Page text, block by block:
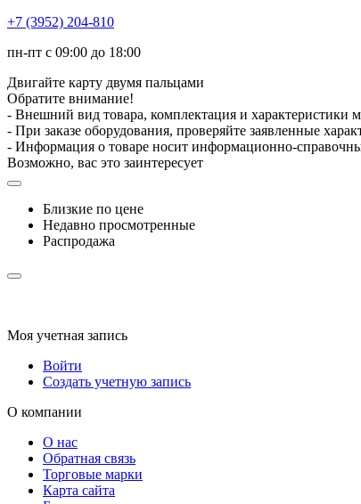
+7 (3952) 204-810
пн-пт с 09:00 до 18:00
Двигайте карту двумя пальцами
Обратите внимание!
- Внешний вид товара, комплектация и характеристики
- При заказе оборудования, проверяйте заявленные
- Информация о товаре носит информационно-
Возможно, вас это заинтересует
Близкие по цене
Недавно просмотренные
Распродажа
Моя учетная запись
Войти
Создать учетную запись
О компании
О нас
Обратная связь
Торговые марки
Карта сайта